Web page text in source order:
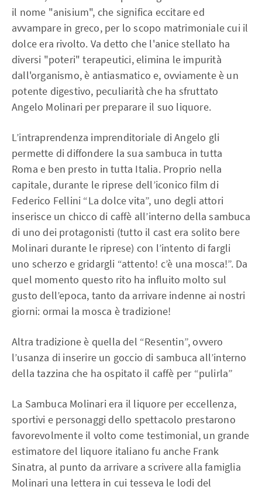
il nome "anisium", che significa eccitare ed
avvampare in greco, per lo scopo matrimoniale cui il
dolce era rivolto. Va detto che l'anice stellato ha
diversi "poteri" terapeutici, elimina le impurità
dall'organismo, è antiasmatico e, ovviamente è un
potente digestivo, peculiarità che ha sfruttato
Angelo Molinari per preparare il suo liquore.
L’intraprendenza imprenditoriale di Angelo gli
permette di diffondere la sua sambuca in tutta
Roma e ben presto in tutta Italia. Proprio nella
capitale, durante le riprese dell’iconico film di
Federico Fellini “La dolce vita”, uno degli attori
inserisce un chicco di caffè all’interno della sambuca
di uno dei protagonisti (tutto il cast era solito bere
Molinari durante le riprese) con l’intento di fargli
uno scherzo e gridargli “attento! c’è una mosca!”. Da
quel momento questo rito ha influito molto sul
gusto dell’epoca, tanto da arrivare indenne ai nostri
giorni: ormai la mosca è tradizione!
Altra tradizione è quella del “Resentin”, ovvero
l’usanza di inserire un goccio di sambuca all’interno
della tazzina che ha ospitato il caffè per “pulirla”
La Sambuca Molinari era il liquore per eccellenza,
sportivi e personaggi dello spettacolo prestarono
favorevolmente il volto come testimonial, un grande
estimatore del liquore italiano fu anche Frank
Sinatra, al punto da arrivare a scrivere alla famiglia
Molinari una lettera in cui tesseva le lodi del